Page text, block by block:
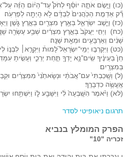
(כו) וַיָּ֣שֶׂם אֹתָ֣הּ יוֹסֵ֡ף לְחֹק֩ עַד־הַיּ֨וֹם הַזֶּ֜ה
רַ֞ק אַדְמַ֤ת הַכֹּֽהֲנִים֙ לְבַדָּ֔ם לֹ֥א הָיְתָ֖ה לְפַרְעֹֽה׃
(כז) וַיֵּ֧שֶׁב יִשְׂרָאֵ֛ל בְּאֶ֥רֶץ מִצְרַ֖יִם בְּאֶ֣רֶץ גֹּ֑שֶׁן
(כח) וַיְחִ֤י יַעֲקֹב֙ בְּאֶ֣רֶץ מִצְרַ֔יִם שְׁבַ֥ע עֶשְׂרֵ֖ה שָׁנָ֑ה
שָׁנִ֔ים וְאַרְבָּעִ֥ים וּמְאַ֖ת שָׁנָֽה׃
(כט) וַיִּקְרְב֣וּ יְמֵֽי־יִשְׂרָאֵל֮ לָמוּת֒ וַיִּקְרָ֣א׀ לִבְנ֣וֹ
חֵן֙ בְּעֵינֶ֔יךָ שִֽׂים־נָ֥א יָדְךָ֖ תַּ֣חַת יְרֵכִ֑י וְעָשִׂ֤יתָ
בְּמִצְרָֽיִם׃
(ל) וְשָֽׁכַבְתִּי֙ עִם־אֲבֹתַ֔י וּנְשָׂאתַ֙נִי֙ מִמִּצְרַ֔יִם
אֶֽעֱשֶׂ֥ה כִדְבָרֶֽךָ׃
(לא) וַיֹּ֗אמֶר הִשָּֽׁבְעָה֙ לִ֔י וַיִּשָּׁבַ֖ע ל֑וֹ וַיִּשְׁתַּ֥חוּ
תרגום ניאופיטי לסדר
הפרק המומלץ בנביא
זכריה "10"